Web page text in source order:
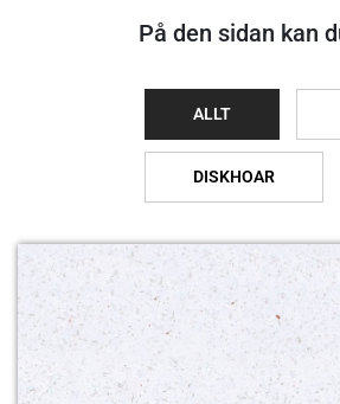
På den sidan kan
ALLT
DISKHOAR